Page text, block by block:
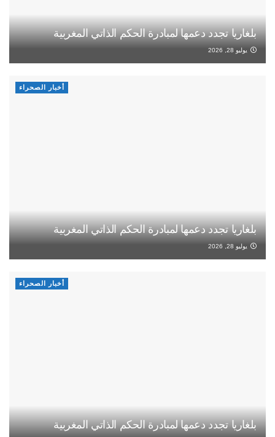
بلغاريا تجدد دعمها لمبادرة الحكم الذاتي المغربية
يوليو 28, 2026
أخبار الصحراء
بلغاريا تجدد دعمها لمبادرة الحكم الذاتي المغربية
يوليو 28, 2026
أخبار الصحراء
بلغاريا تجدد دعمها لمبادرة الحكم الذاتي المغربية